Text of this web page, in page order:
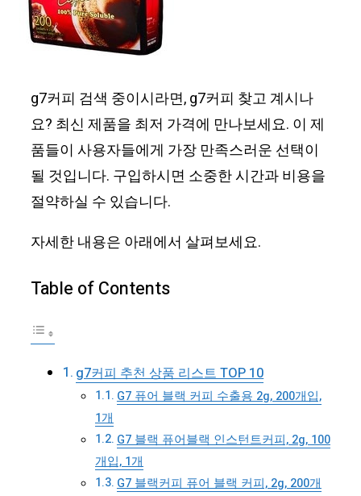
g7커피 검색 중이시라면, g7커피 찾고 계시나
요? 최신 제품을 최저 가격에 만나보세요. 이 제
품들이 사용자들에게 가장 만족스러운 선택이
될 것입니다. 구입하시면 소중한 시간과 비용을
절약하실 수 있습니다.
자세한 내용은 아래에서 살펴보세요.
Table of Contents
g7커피 추천 상품 리스트 TOP 10
G7 퓨어 블랙 커피 수출용 2g, 200개입,
1개
G7 블랙 퓨어블랙 인스턴트커피, 2g, 100
개입, 1개
G7 블랙커피 퓨어 블랙 커피, 2g, 200개